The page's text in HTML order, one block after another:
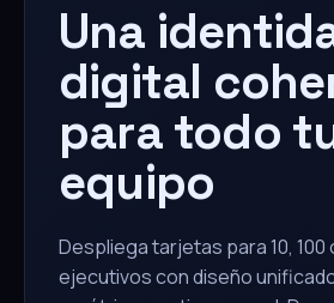
Una
digital
para todo
equipo
Despliega tarjetas para 10, 100
ejecutivos con diseño